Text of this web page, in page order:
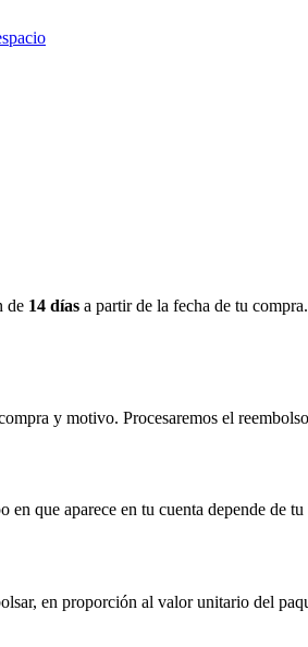
de 14 días a partir de la fecha de tu
y motivo. Procesaremos el
que aparece en tu cuenta depende de
en proporción al valor unitario del